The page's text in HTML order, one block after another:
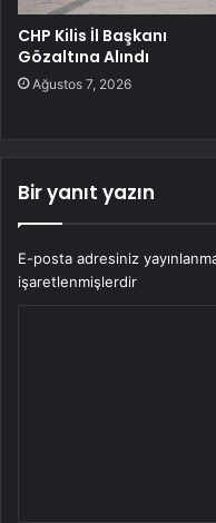
CHP Kilis İl Başkanı
Gözaltına Alındı
Ağustos 7, 2026
Bir yanıt yazın
E-posta adresiniz
işaretlenmişlerdir